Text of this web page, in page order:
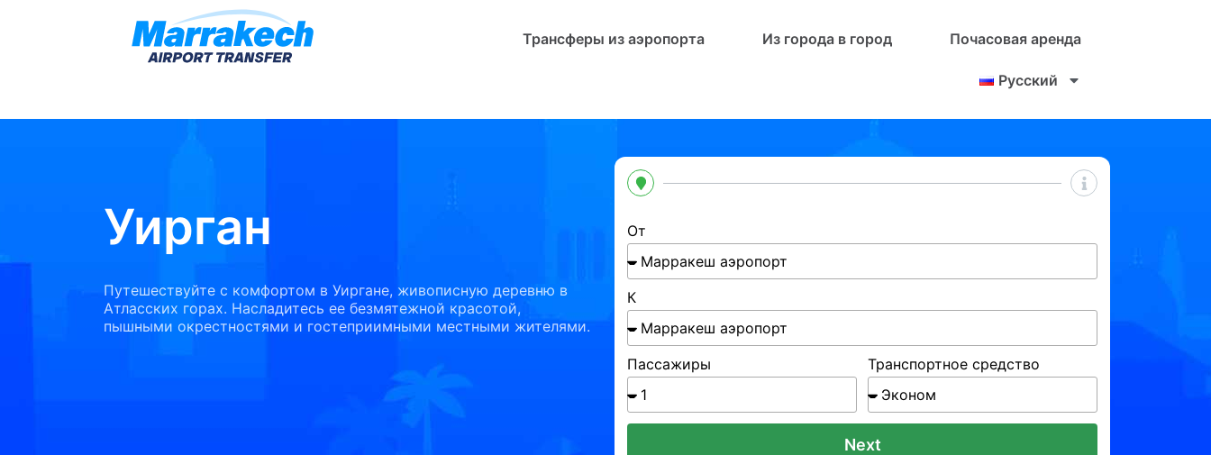
Трансферы из аэропорта Из города в город Почасовая аренда
Русский
Уирган
Путешествуйте с комфортом в Уиргане, живописную деревню в
Атласских горах. Насладитесь ее безмятежной красотой,
пышными окрестностями и гостеприимными местными жителями.
От
К
Пассажиры Транспортное средство
Next